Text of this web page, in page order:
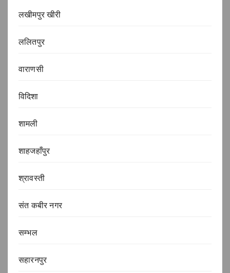
लखीमपुर खीरी
ललितपुर
वाराणसी
विदिशा
शामली
शाहजहाँपुर
श्रावस्ती
संत कबीर नगर
सम्भल
सहारनपुर